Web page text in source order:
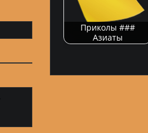
Приколы ###
Азиаты